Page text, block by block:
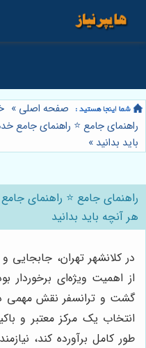
صفحه اصلی »
راهنمای جامع ⭐️ راهنمای جامع
باید بدانید »
راهنمای جامع ⭐️ راهنمای
هر آنچه باید بدانید
در کلانشهر تهران، جابجایی
از اهمیت ویژه‌ای برخوردار
گشت و ترانسفر نقش مهمی
انتخاب یک مرکز معتبر و
طور کامل برآورده کند،